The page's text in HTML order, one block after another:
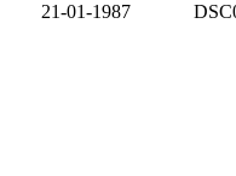
21-01-1987